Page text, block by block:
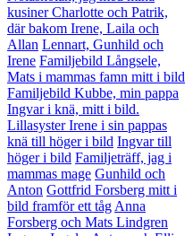
kusiner Charlotte och Patrik,
där bakom Irene, Laila och
Allan Lennart, Gunhild och
Irene Familjebild Långsele,
Mats i mammas famn mitt i bild
Familjebild Kubbe, min pappa
Ingvar i knä, mitt i bild.
Lillasyster Irene i sin pappas
knä till höger i bild Ingvar till
höger i bild Familjeträff, jag i
mammas mage Gunhild och
Anton Gottfrid Forsberg mitt i
bild framför ett tåg Anna
Forsberg och Mats Lindgren